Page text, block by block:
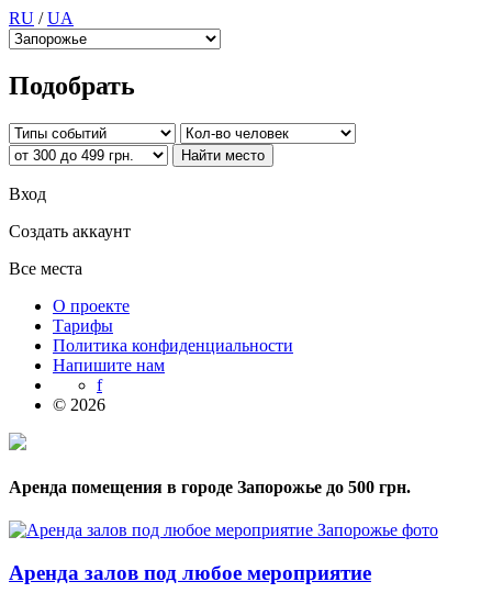
RU /UA
Подобрать
Вход
Создать аккаунт
Все места
О проекте
Тарифы
Политика конфиденциальности
Напишите нам
f
© 2026
Аренда помещения в городе Запорожье до 500 грн.
Аренда залов под любое мероприятие